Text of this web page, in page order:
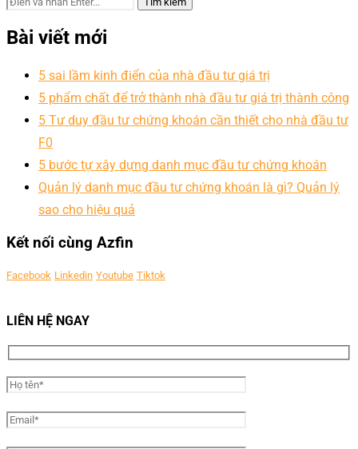
Bài viết mới
5 sai lầm kinh điển của nhà đầu tư giá trị
5 phẩm chất để trở thành nhà đầu tư giá trị thành công
5 Tư duy đầu tư chứng khoán cần thiết cho nhà đầu tư
F0
5 bước tự xây dựng danh mục đầu tư chứng khoán
Quản lý danh mục đầu tư chứng khoán là gì? Quản lý
sao cho hiệu quả
Kết nối cùng Azfin
Facebook Linkedin Youtube Tiktok
LIÊN HỆ NGAY